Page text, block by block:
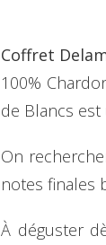
Coffret
100%
de Blancs
On
notes finales
À déguster